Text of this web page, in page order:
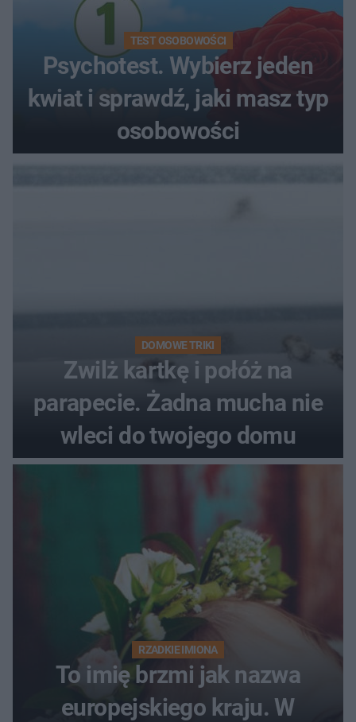
TEST OSOBOWOŚCI
Psychotest. Wybierz jeden
kwiat i sprawdź, jaki masz typ
osobowości
DOMOWE TRIKI
Zwilż kartkę i połóż na
parapecie. Żadna mucha nie
wleci do twojego domu
RZADKIE IMIONA
To imię brzmi jak nazwa
europejskiego kraju. W